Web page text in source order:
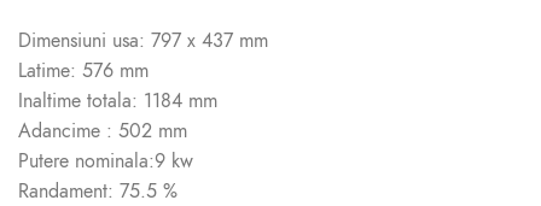
Dimensiuni usa: 797 x 437 mm
Latime: 576 mm
Inaltime totala: 1184 mm
Adancime : 502 mm
Putere nominala:9 kw
Randament: 75.5 %